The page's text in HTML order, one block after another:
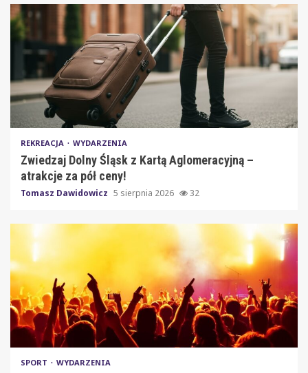
REKREACJA WYDARZENIA
Zwiedzaj Dolny Śląsk z Kartą Aglomeracyjną –
atrakcje za pół ceny!
Tomasz Dawidowicz 5 sierpnia 2026 32
SPORT WYDARZENIA